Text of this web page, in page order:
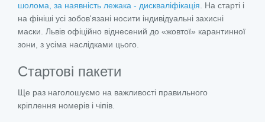
шолома, за наявність лежака - дискваліфікація . На старті і
на фініші усі зобов'язані носити індивідуальні захисні
маски. Львів офіційно віднесений до «жовтої» карантинної
зони, з усіма наслідками цього.
Стартові пакети
Ще раз наголошуємо на важливості правильного
кріплення номерів і чіпів.